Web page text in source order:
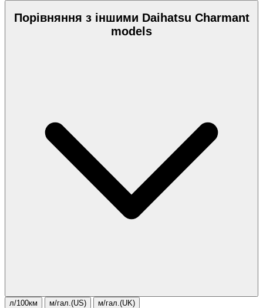
Порівняння з іншими Daihatsu Charmant
models
л/100км м/гал.(US) м/гал.(UK)